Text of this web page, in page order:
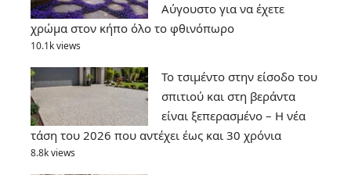
Αύγουστο για να έχετε
χρώμα στον κήπο όλο το φθινόπωρο
10.1k views
Το τσιμέντο στην είσοδο του
σπιτιού και στη βεράντα
είναι ξεπερασμένο – Η νέα
τάση του 2026 που αντέχει έως και 30 χρόνια
8.8k views